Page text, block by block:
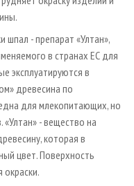
шпал - препарат «Ултан»,
в странах ЕС для
эксплуатируются в
древесина по
для млекопитающих, но
- вещество на
которая в
цвет. Поверхность